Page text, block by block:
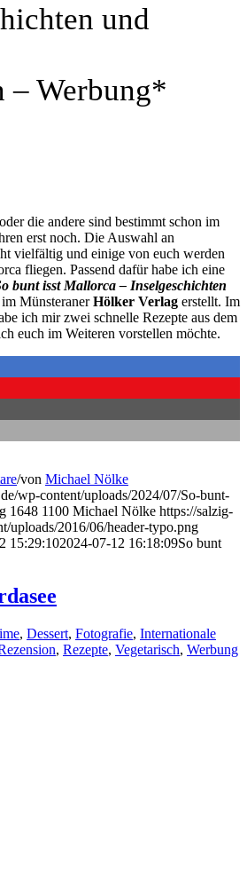
und
– Werbung*
die andere sind bestimmt schon im
erst noch. Die Auswahl an
vielfältig und einige von euch werden
fliegen. Passend dafür habe ich eine
bunt isst Mallorca – Inselgeschichten
MünsteranerHölker Verlag erstellt. Im
ich mir zwei schnelle Rezepte aus dem
euch im Weiteren vorstellen möchte.
/von Michael Nölke
wp-content/uploads/2024/07/So-bunt-
1648 1100 Michael Nölke https://salzig-
uploads/2016/06/header-typo.png
15:29:102024-07-12 16:18:09So bunt
, Dessert, Fotografie, Internationale
, Rezepte, Vegetarisch, Werbung